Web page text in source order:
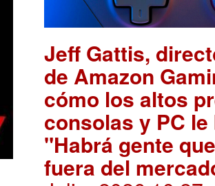
Jeff Gattis,
de Amazon
cómo los altos
consolas y PC
"Habrá gente
fuera del